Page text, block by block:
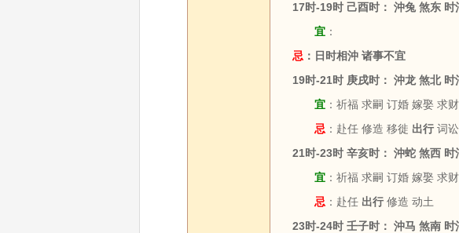
17时-19时 己酉时： 沖兔 煞东 时
宜 ：
忌 ：日时相沖 诸事不宜
19时-21时 庚戌时： 沖龙 煞北
宜 ：祈福 求嗣 订婚 嫁娶 求
忌 ：赴任 修造 移徙 出行 词讼
21时-23时 辛亥时： 沖蛇 煞西
宜 ：祈福 求嗣 订婚 嫁娶 求
忌 ：赴任 出行 修造 动土
23时-24时 壬子时： 沖马 煞南